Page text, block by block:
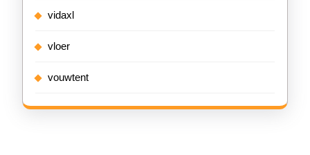
vidaxl
vloer
vouwtent